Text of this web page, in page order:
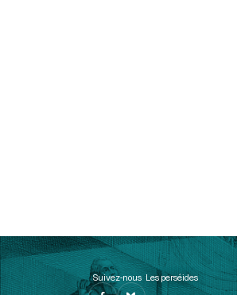
Suivez-nous Les perséides